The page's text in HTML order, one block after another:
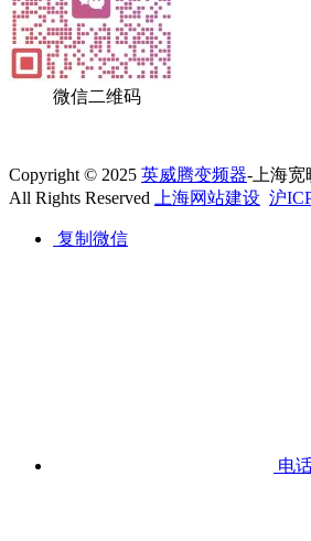
微信二维码
Copyright © 2025 英威腾变频器-上海宽
All Rights Reserved
上海网站建设 沪
复制微信
电